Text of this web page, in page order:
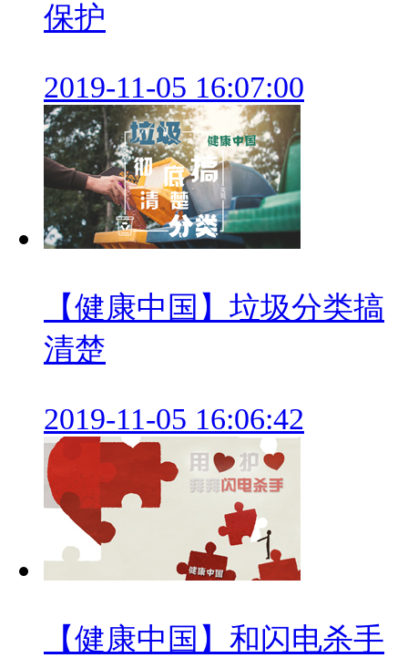
保护
2019-11-05 16:07:00
【健康中国】垃圾分类搞
清楚
2019-11-05 16:06:42
【健康中国】和闪电杀手